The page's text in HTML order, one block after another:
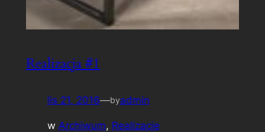
Realizacja #1
lis 21, 2016—byadmin
w Archiwum, Realizacje